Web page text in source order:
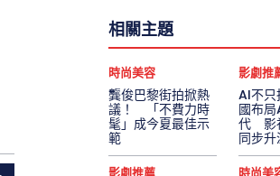
相關主題
時尚美容
龔俊巴黎街拍掀熱
議！ 「不費力時
髦」成今夏最佳示
範
影劇推
AI不只
國布
代 影
同步升